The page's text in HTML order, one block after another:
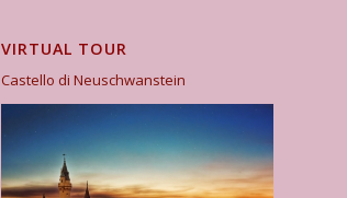
VIRTUAL TOUR
Castello di Neuschwanstein